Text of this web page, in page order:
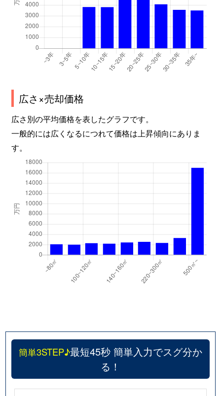
広さ×売却価格
広さ別の平均価格を表したグラフです。
一般的には広くなるにつれて価格は上昇傾向にありま
す。
簡単3STEP♪最短45秒 簡単入力でスグ分か
る！